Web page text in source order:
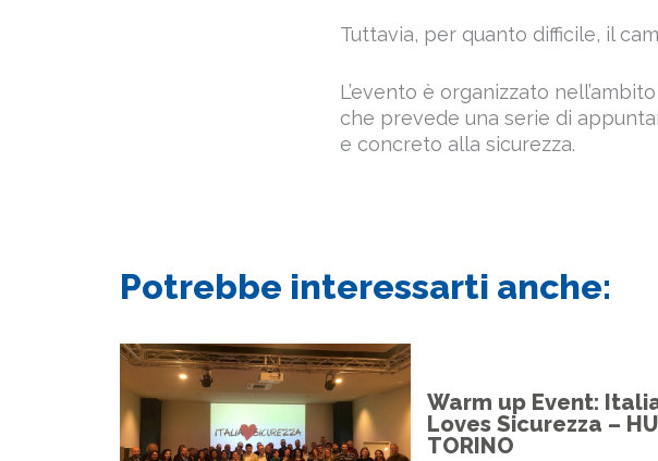
Tuttavia, per quanto difficile, il
L’evento è organizzato
che prevede una serie di
e concreto alla sicurezza.
Potrebbe interessarti anche:
Warm up Event:
Loves Sicurezza –
TORINO